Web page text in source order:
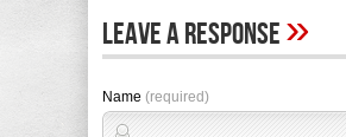
Leave A Response»
Name (required)